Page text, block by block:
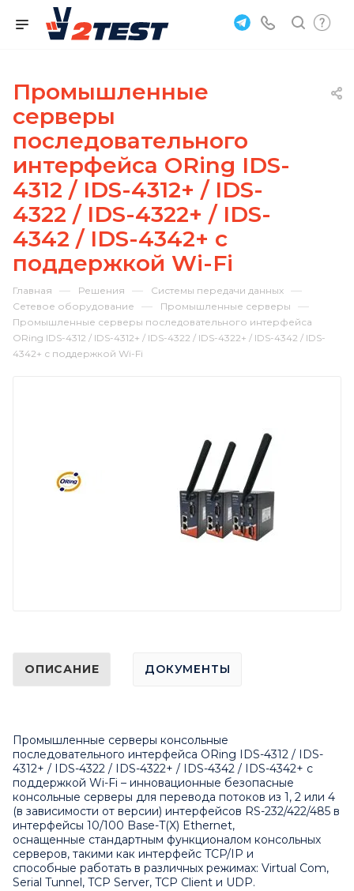
Промышленные
серверы
последовательного
интерфейса ORing IDS-
4312 / IDS-4312+ / IDS-
4322 / IDS-4322+ / IDS-
4342 / IDS-4342+ с
поддержкой Wi-Fi
Главная — Решения — Системы передачи данных —
Сетевое оборудование — Промышленные серверы —
Промышленные серверы последовательного интерфейса
ORing IDS-4312 / IDS-4312+ / IDS-4322 / IDS-4322+ / IDS-4342 / IDS-
4342+ с поддержкой Wi-Fi
ОПИСАНИЕ ДОКУМЕНТЫ
Промышленные серверы консольные
последовательного интерфейса ORing IDS-4312 / IDS-
4312+ / IDS-4322 / IDS-4322+ / IDS-4342 / IDS-4342+ с
поддержкой Wi-Fi – инновационные безопасные
консольные серверы для перевода потоков из 1, 2 или 4
(в зависимости от версии) интерфейсов RS-232/422/485 в
интерфейсы 10/100 Base-T(X) Ethernet,
оснащенные стандартным функционалом консольных
серверов, такими как интерфейс TCP/IP и
способные работать в различных режимах: Virtual Com,
Serial Tunnel, TCP Server, TCP Client и UDP.